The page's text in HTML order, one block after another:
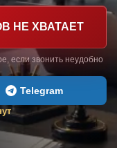
НЕ ХВАТАЕТ
если звонить неудобно
Telegram